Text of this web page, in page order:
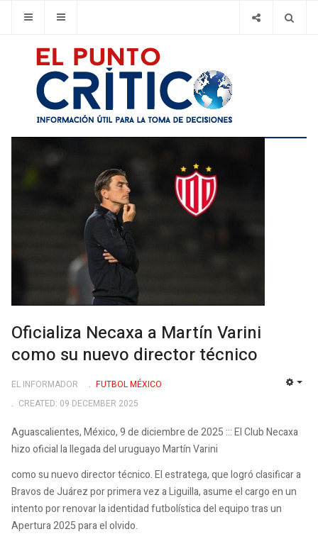
Oficializa Necaxa a Martín Varini
como su nuevo director técnico
EL INFORMADOR
FUTBOL MÉXICO
CREATED: 09 DECEMBER 2025
Aguascalientes, México, 9 de diciembre de 2025 ::: El Club Necaxa
hizo oficial la llegada del uruguayo Martín Varini
como su nuevo director técnico. El estratega, que logró clasificar a
Bravos de Juárez por primera vez a Liguilla, asume el cargo en un
intento por renovar la identidad futbolística del equipo tras un
Apertura 2025 para el olvido.